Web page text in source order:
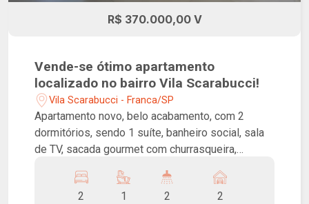
R$ 370.000,00 V
Vende-se ótimo apartamento
localizado no bairro Vila Scarabucci!
Vila Scarabucci - Franca/SP
Apartamento novo, belo acabamento, com 2
dormitórios, sendo 1 suíte, banheiro social, sala
de TV, sacada gourmet com churrasqueira,
garagem.
2
1 2 2